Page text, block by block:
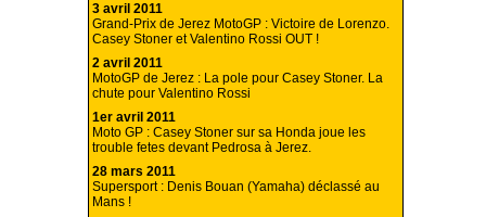
3 avril 2011
Grand-Prix de Jerez MotoGP : Victoire de Lorenzo.
Casey Stoner et Valentino Rossi OUT !
2 avril 2011
MotoGP de Jerez : La pole pour Casey Stoner. La
chute pour Valentino Rossi
1er avril 2011
Moto GP : Casey Stoner sur sa Honda joue les
trouble fetes devant Pedrosa à Jerez.
28 mars 2011
Supersport : Denis Bouan (Yamaha) déclassé au
Mans !